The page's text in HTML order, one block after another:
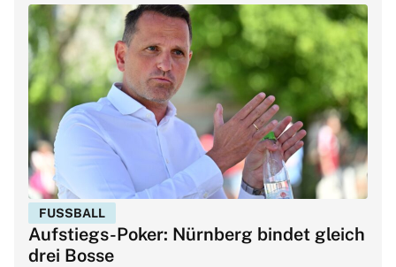
FUSSBALL
Aufstiegs-Poker: Nürnberg bindet gleich
drei Bosse